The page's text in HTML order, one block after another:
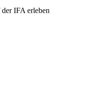
IFA erleben